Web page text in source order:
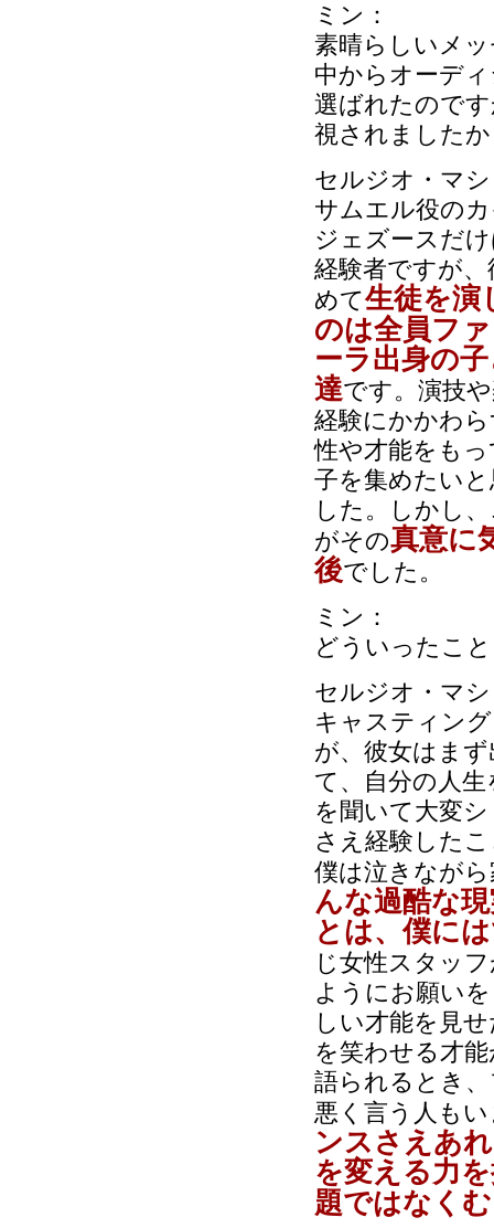
ミン：
素晴らしいメ
中からオーデ
選ばれたので
視されました
セルジオ・マ
サムエル役の
ジェズースだ
経験者ですが、
めて生徒を演
のは全員フ
ーラ出身の
達です。演技
経験にかかわ
性や才能をも
子を集めたい
した。しかし
がその真意に
後でした。
ミン：
どういったこ
セルジオ・マ
キャスティン
が、彼女はま
て、自分の人
を聞いて大変
さえ経験した
僕は泣きなが
んな過酷な
とは、僕に
じ女性スタッ
ようにお願い
しい才能を見
を笑わせる才
語られるとき
悪く言う人も
ンスさえあ
を変える力
題ではなく